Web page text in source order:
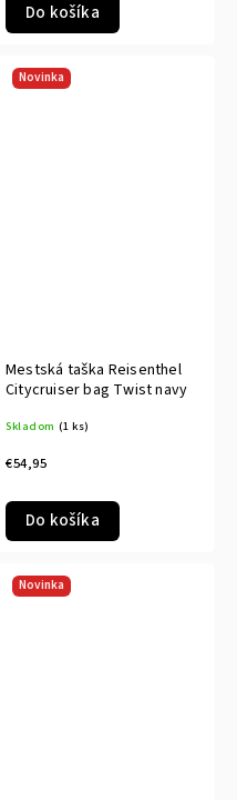
Do košíka
Novinka
Mestská taška Reisenthel
Citycruiser bag Twist navy
Skladom (1 ks)
€54,95
Do košíka
Novinka